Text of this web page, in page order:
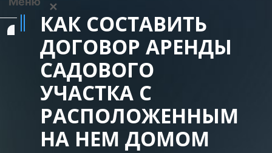
✕
Задать вопрос
КАК СОСТАВИТЬ
ДОГОВОР АРЕНДЫ
САДОВОГО
УЧАСТКА С
РАСПОЛОЖЕННЫМ
НА НЕМ ДОМОМ